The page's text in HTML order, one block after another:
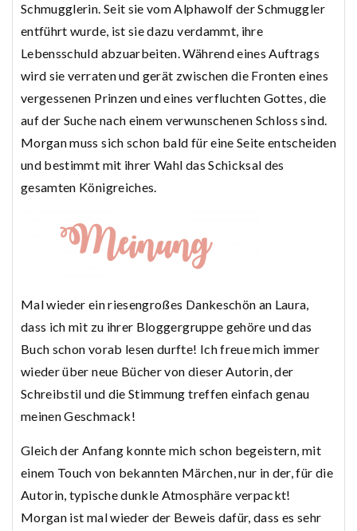
Schmugglerin. Seit sie vom Alphawolf der Schmuggler
entführt wurde, ist sie dazu verdammt, ihre
Lebensschuld abzuarbeiten. Während eines Auftrags
wird sie verraten und gerät zwischen die Fronten eines
vergessenen Prinzen und eines verfluchten Gottes, die
auf der Suche nach einem verwunschenen Schloss sind.
Morgan muss sich schon bald für eine Seite entscheiden
und bestimmt mit ihrer Wahl das Schicksal des
gesamten Königreiches.
Mal wieder ein riesengroßes Dankeschön an Laura,
dass ich mit zu ihrer Bloggergruppe gehöre und das
Buch schon vorab lesen durfte! Ich freue mich immer
wieder über neue Bücher von dieser Autorin, der
Schreibstil und die Stimmung treffen einfach genau
meinen Geschmack!
Gleich der Anfang konnte mich schon begeistern, mit
einem Touch von bekannten Märchen, nur in der, für die
Autorin, typische dunkle Atmosphäre verpackt!
Morgan ist mal wieder der Beweis dafür, dass es sehr